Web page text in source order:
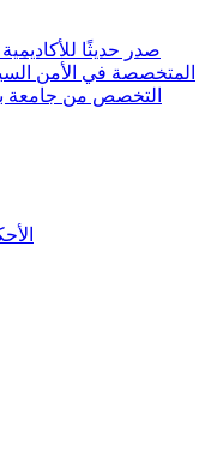
المتخصصة في الأمن
التخصص من جامعة